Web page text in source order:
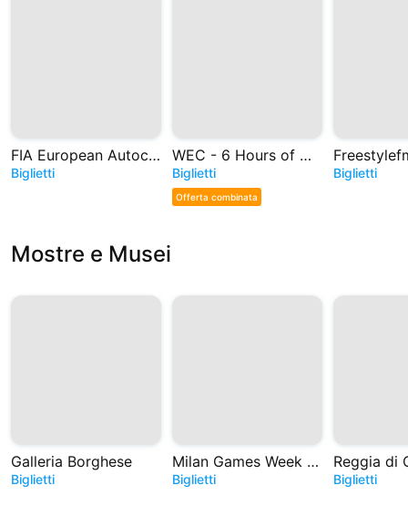
FIA European Autocross and Cross Car Championships
Biglietti
WEC - 6 Hours of Monza 2026
Biglietti
Offerta combinata
Biglietti
Mostre e Musei
Galleria Borghese
Biglietti
Milan Games Week e Cartoomics 2026
Biglietti
Reggia di
Biglietti